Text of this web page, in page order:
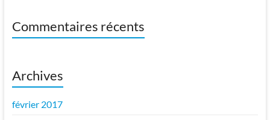
Commentaires récents
Archives
février 2017